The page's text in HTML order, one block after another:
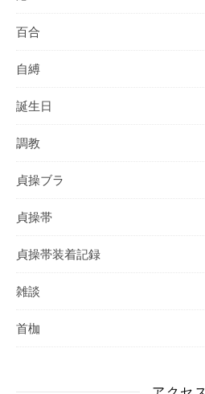
百合
自縛
誕生日
調教
貞操ブラ
貞操帯
貞操帯装着記録
雑談
首枷